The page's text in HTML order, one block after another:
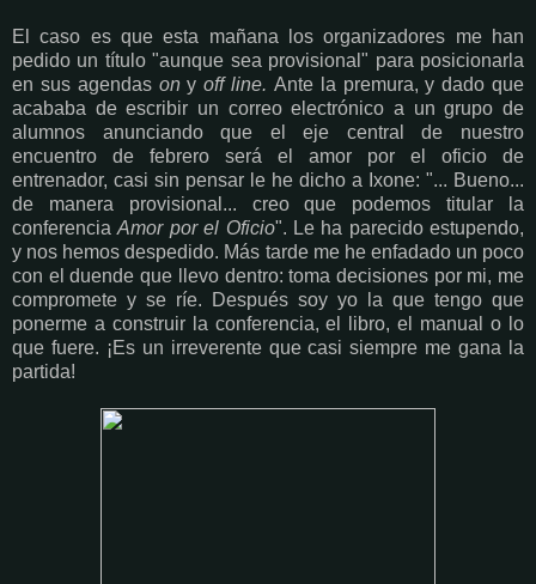
El caso es que esta mañana los organizadores me han
pedido un título "aunque sea provisional" para posicionarla
en sus agendas ony off line. Ante la premura, y dado que
acababa de escribir un correo electrónico a un grupo de
alumnos anunciando que el eje central de nuestro
encuentro de febrero será el amor por el oficio de
entrenador, casi sin pensar le he dicho a Ixone: "... Bueno...
de manera provisional... creo que podemos titular la
conferenciaAmor por el Oficio". Le ha parecido estupendo,
y nos hemos despedido. Más tarde me he enfadado un poco
con el duende que llevo dentro: toma decisiones por mi, me
compromete y se ríe. Después soy yo la que tengo que
ponerme a construir la conferencia, el libro, el manual o lo
que fuere. ¡Es un irreverente que casi siempre me gana la
partida!